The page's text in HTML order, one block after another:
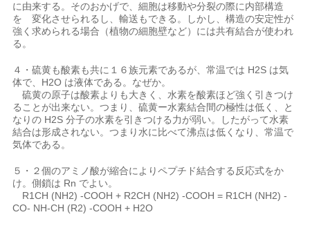
に由来する。そのおかげで、細胞は移動や分裂の際に内部構造
を 変化させられるし、輸送もできる。しかし、構造の安定性が
強く求められる場合（植物の細胞壁など）には共有結合が使われ
る。
４・硫黄も酸素も共に１６族元素であるが、常温では H2S は気
体で、H2O は液体である。なぜか。
硫黄の原子は酸素よりも大きく、水素を酸素ほど強く引きつけ
ることが出来ない。つまり、硫黄ー水素結合間の極性は低く、と
なりの H2S 分子の水素を引きつける力が弱い。したがって水素
結合は形成されない。つまり水に比べて沸点は低くなり、常温で
気体である。
５・２個のアミノ酸が縮合によりペプチド結合する反応式をか
け。側鎖は Rn でよい。
R1CH (NH2) -COOH + R2CH (NH2) -COOH = R1CH (NH2) -
CO- NH-CH (R2) -COOH + H2O